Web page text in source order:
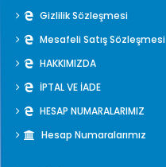
Gizlilik Sözleşmesi
Mesafeli Satış Sözleşmesi
HAKKIMIZDA
İPTAL VE İADE
HESAP NUMARALARIMIZ
Hesap Numaralarımız